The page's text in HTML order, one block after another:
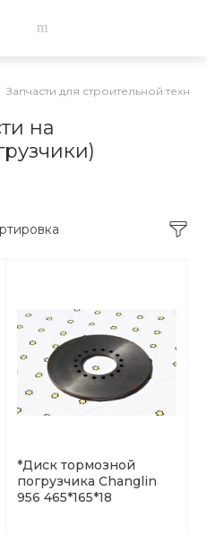
Запчасти для строительной
на
*Диск тормозной
погрузчика Changlin
956 465*165*18